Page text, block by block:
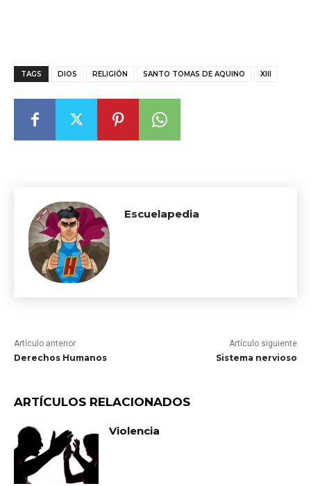
TAGS DIOS RELIGIÓN SANTO TOMAS DE AQUINO XIII
Escuelapedia
Artículo anterior
Derechos Humanos
Artículo siguiente
Sistema nervioso
ARTÍCULOS RELACIONADOS
Violencia